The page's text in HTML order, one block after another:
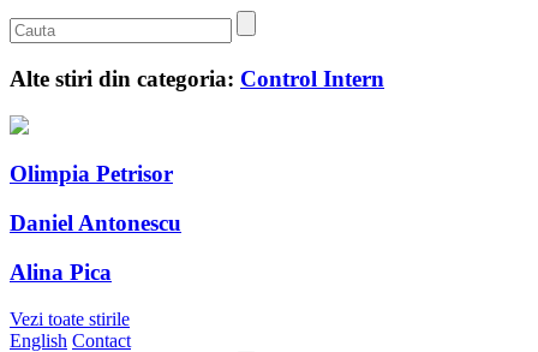
Alte stiri din categoria: Control Intern
Olimpia Petrisor
Daniel Antonescu
Alina Pica
Vezi toate stirile
English Contact